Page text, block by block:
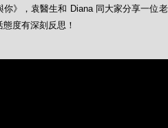
你》，袁醫生和 Diana 同大家分享一位
度有深刻反思！